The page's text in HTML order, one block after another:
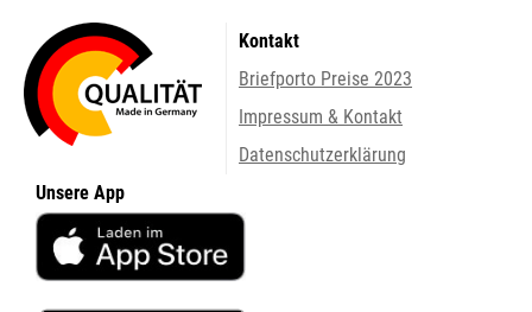
Kontakt
Briefporto Preise 2023
Impressum & Kontakt
Datenschutzerklärung
Unsere App